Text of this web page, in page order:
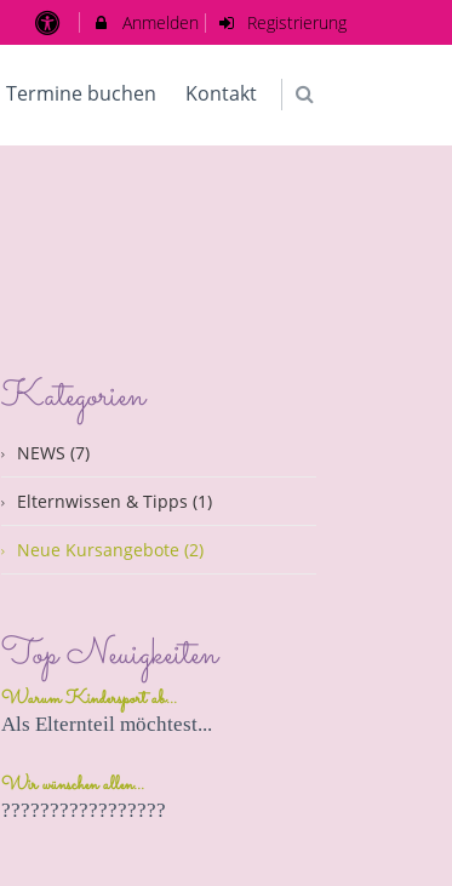
Anmelden Registrierung
Termine buchen Kontakt
Kategorien
NEWS (7)
Elternwissen & Tipps (1)
Neue Kursangebote (2)
Top Neuigkeiten
Warum Kindersport ab...
Als Elternteil möchtest...
Wir wünschen allen...
?????????????????